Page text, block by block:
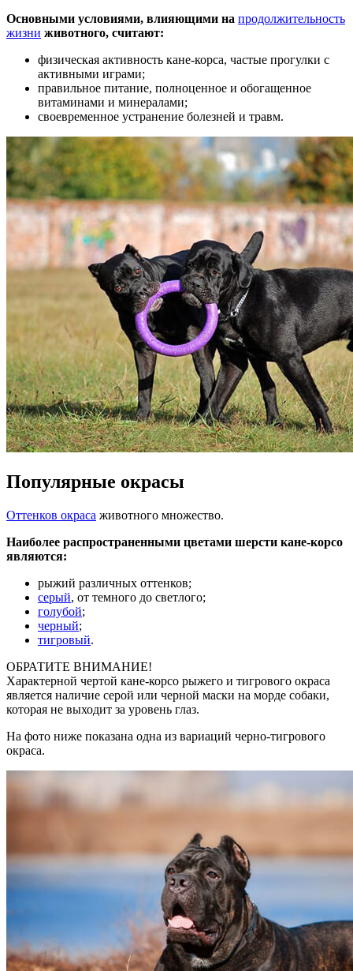
Основными условиями, влияющими на продолжительность
жизни животного, считают:
физическая активность кане-корса, частые прогулки с
активными играми;
правильное питание, полноценное и обогащенное
витаминами и минералами;
своевременное устранение болезней и травм.
Популярные окрасы
Оттенков окраса животного множество.
Наиболее распространенными цветами шерсти кане-корсо
являются:
рыжий различных оттенков;
серый, от темного до светлого;
голубой;
черный;
тигровый.
ОБРАТИТЕ ВНИМАНИЕ!
Характерной чертой кане-корсо рыжего и тигрового окраса
является наличие серой или черной маски на морде собаки,
которая не выходит за уровень глаз.
На фото ниже показана одна из вариаций черно-тигрового
окраса.